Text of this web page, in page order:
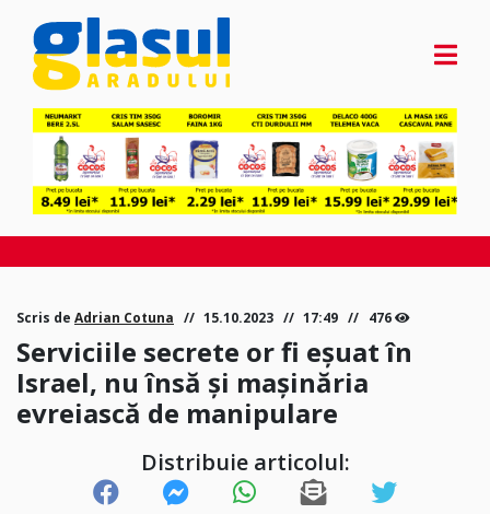
Scris de Adrian Cotuna 15.10.2023 17:49 476
Serviciile secrete or fi eșuat în
Israel, nu însă și mașinăria
evreiască de manipulare
Distribuie articolul: